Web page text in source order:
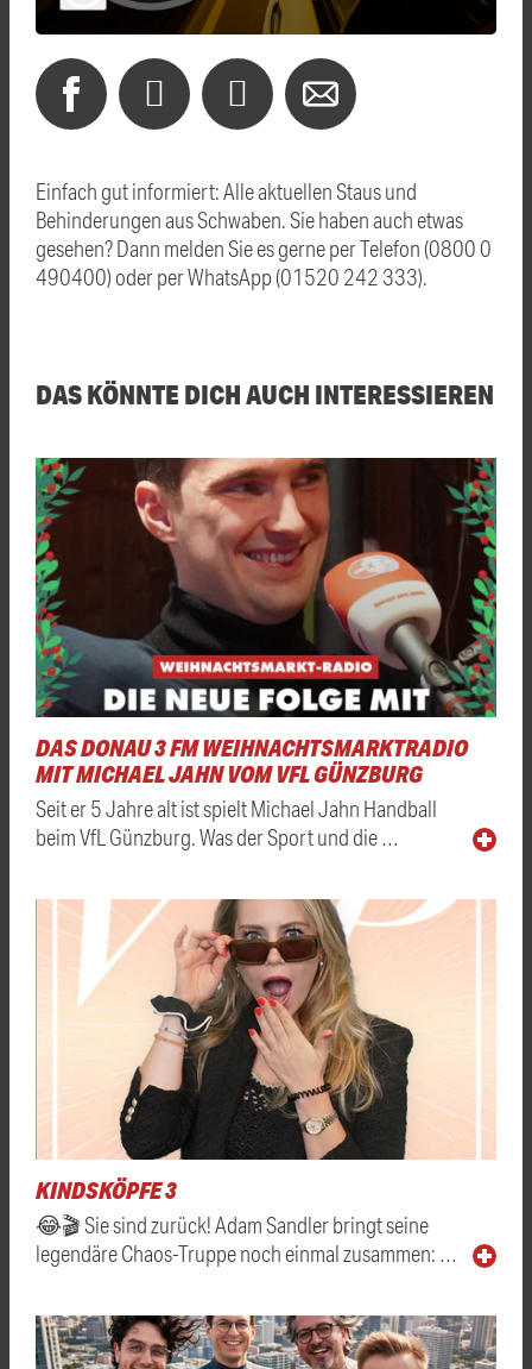
Einfach gut informiert: Alle aktuellen Staus und
Behinderungen aus Schwaben. Sie haben auch etwas
gesehen? Dann melden Sie es gerne per Telefon (0800 0
490400) oder per WhatsApp (01520 242 333).
DAS KÖNNTE DICH AUCH INTERESSIEREN
DAS DONAU 3 FM WEIHNACHTSMARKTRADIO
MIT MICHAEL JAHN VOM VFL GÜNZBURG
Seit er 5 Jahre alt ist spielt Michael Jahn Handball
beim VfL Günzburg. Was der Sport und die …
KINDSKÖPFE 3
😂🎬 Sie sind zurück! Adam Sandler bringt seine
legendäre Chaos-Truppe noch einmal zusammen: …